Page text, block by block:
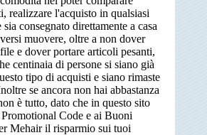
realizzare l'acquisto in qualsiasi
sia consegnato direttamente a casa
muovere, oltre a non dover
e dover portare articoli pesanti,
centinaia di persone si siano già
tipo di acquisti e siano rimaste
se ancora non hai abbastanza
è tutto, dato che in questo sito
Code e ai Buoni
Mehair il risparmio sui tuoi